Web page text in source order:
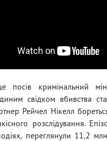
посів кримінальний
свідком вбивства
Рейчел Нікелл
розслідування.
переглянули 11,2